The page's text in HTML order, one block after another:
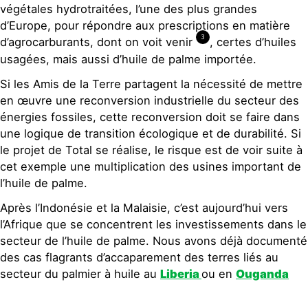
végétales hydrotraitées, l’une des plus grandes
d’Europe, pour répondre aux prescriptions en matière
d’agrocarburants, dont on voit venir
3
, certes d’huiles
usagées, mais aussi d’huile de palme importée.
Si les Amis de la Terre partagent la nécessité de mettre
en œuvre une reconversion industrielle du secteur des
énergies fossiles, cette reconversion doit se faire dans
une logique de transition écologique et de durabilité. Si
le projet de Total se réalise, le risque est de voir suite à
cet exemple une multiplication des usines important de
l’huile de palme.
Après l’Indonésie et la Malaisie, c’est aujourd’hui vers
l’Afrique que se concentrent les investissements dans le
secteur de l’huile de palme. Nous avons déjà documenté
des cas flagrants d’accaparement des terres liés au
secteur du palmier à huile au Liberia ou en Ouganda